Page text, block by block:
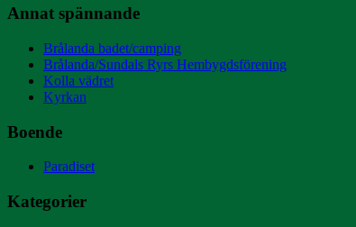
Annat spännande
Brålanda badet/camping
Brålanda/Sundals Ryrs Hembygdsförening
Kolla vädret
Kyrkan
Boende
Paradiset
Kategorier